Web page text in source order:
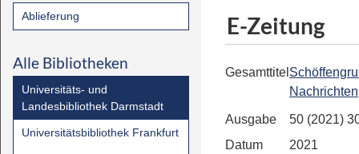
Ablieferung
Alle Bibliotheken
Universitäts- und
Landesbibliothek Darmstadt
Universitätsbibliothek Frankfurt
E-Zeitung
Gesamttitel
Nachrichten
Ausgabe
50 (2021)
Datum
2021